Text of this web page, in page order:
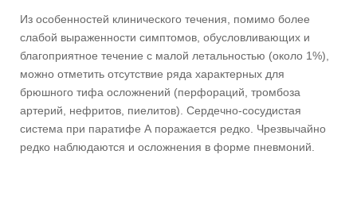
Из особенностей клинического течения, помимо более
слабой выраженности симптомов, обусловливающих и
благоприятное течение с малой летальностью (около 1%),
можно отметить отсутствие ряда характерных для
брюшного тифа осложнений (перфораций, тромбоза
артерий, нефритов, пиелитов). Сердечно-сосудистая
система при паратифе А поражается редко. Чрезвычайно
редко наблюдаются и осложнения в форме пневмоний.